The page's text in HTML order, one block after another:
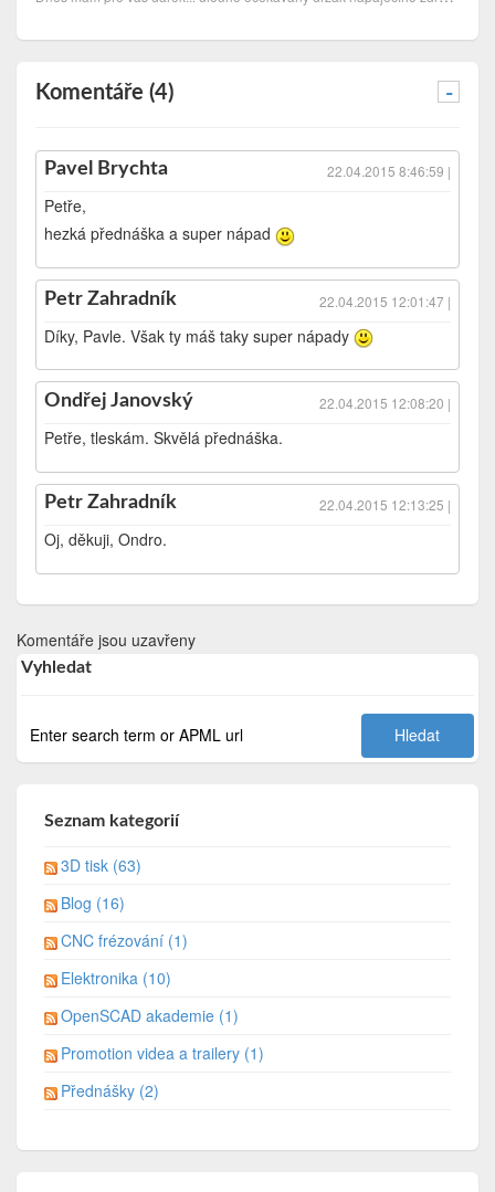
Komentáře (4) -
Pavel Brychta 22.04.2015 8:46:59 |
Petře,
hezká přednáška a super nápad
Petr Zahradník 22.04.2015 12:01:47 |
Díky, Pavle. Však ty máš taky super nápady
Ondřej Janovský 22.04.2015 12:08:20 |
Petře, tleskám. Skvělá přednáška.
Petr Zahradník 22.04.2015 12:13:25 |
Oj, děkuji, Ondro.
Komentáře jsou uzavřeny
Vyhledat
Seznam kategorií
3D tisk (63)
Blog (16)
CNC frézování (1)
Elektronika (10)
OpenSCAD akademie (1)
Promotion videa a trailery (1)
Přednášky (2)